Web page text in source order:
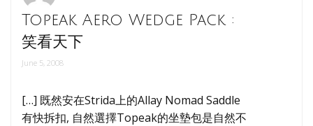
Topeak Aero Wedge Pack :
笑看天下
June 5, 2008
[…] 既然安在Strida上的Allay Nomad Saddle
有快拆扣, 自然選擇Topeak的坐墊包是自然不